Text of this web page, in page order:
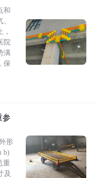
和
院
满
保
参
形
b)
重
及